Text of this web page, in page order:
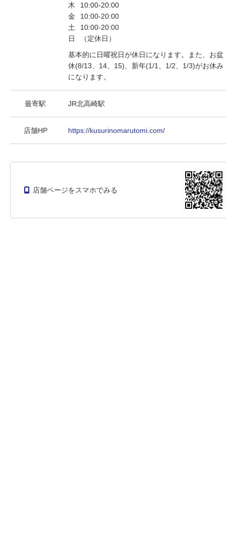
木
10:00-20:00
金
10:00-20:00
土
10:00-20:00
日
（定休日）
基本的に日曜祝日が休日になります。また、お盆
休(8/13、14、15)、新年(1/1、1/2、1/3)がお休み
になります。
最寄駅 JR北高崎駅
店舗HP https://kusurinomarutomi.com/
店舗ページをスマホでみる